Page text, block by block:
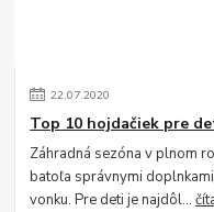
22.07.2020
Top 10 hojdačiek pre
Záhradná sezóna v plnom
batoľa správnymi
vonku. Pre deti je najdôl...